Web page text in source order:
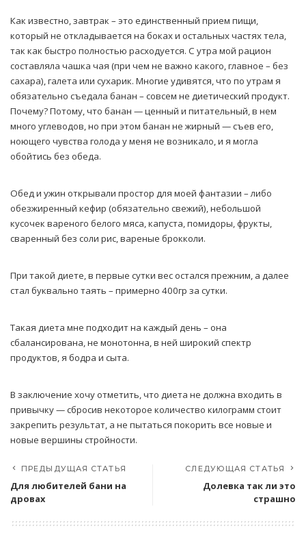
Как известно, завтрак – это единственный прием пищи,
который не откладывается на боках и остальных частях тела,
так как быстро полностью расходуется. С утра мой рацион
составляла чашка чая (при чем не важно какого, главное – без
сахара), галета или сухарик. Многие удивятся, что по утрам я
обязательно съедала банан – совсем не диетический продукт.
Почему? Потому, что банан — ценный и питательный, в нем
много углеводов, но при этом банан не жирный — съев его,
ноющего чувства голода у меня не возникало, и я могла
обойтись без обеда.
Обед и ужин открывали простор для моей фантазии – либо
обезжиренный кефир (обязательно свежий), небольшой
кусочек вареного белого мяса, капуста, помидоры, фрукты,
сваренный без соли рис, вареные брокколи.
При такой диете, в первые сутки вес остался прежним, а далее
стал буквально таять – примерно 400гр за сутки.
Такая диета мне подходит на каждый день – она
сбалансирована, не монотонна, в ней широкий спектр
продуктов, я бодра и сыта.
В заключение хочу отметить, что диета не должна входить в
привычку — сбросив некоторое количество килограмм стоит
закрепить результат, а не пытаться покорить все новые и
новые вершины стройности.
ПРЕДЫДУЩАЯ СТАТЬЯ
Для любителей бани на
дровах
СЛЕДУЮЩАЯ СТАТЬЯ
Долевка так ли это
страшно